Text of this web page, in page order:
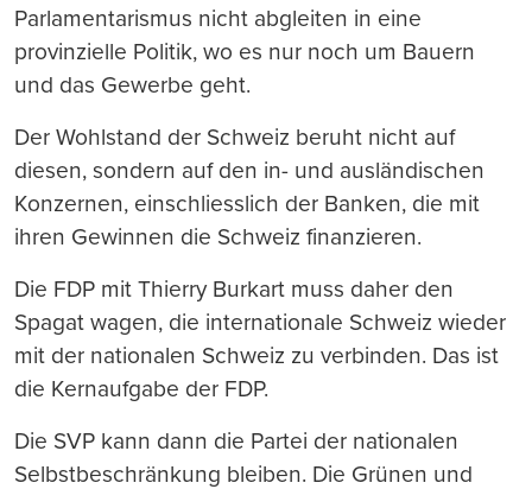
Parlamentarismus nicht abgleiten in eine
provinzielle Politik, wo es nur noch um Bauern
und das Gewerbe geht.
Der Wohlstand der Schweiz beruht nicht auf
diesen, sondern auf den in- und ausländischen
Konzernen, einschliesslich der Banken, die mit
ihren Gewinnen die Schweiz finanzieren.
Die FDP mit Thierry Burkart muss daher den
Spagat wagen, die internationale Schweiz wieder
mit der nationalen Schweiz zu verbinden. Das ist
die Kernaufgabe der FDP.
Die SVP kann dann die Partei der nationalen
Selbstbeschränkung bleiben. Die Grünen und